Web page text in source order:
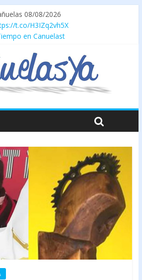
08/08/2026
t.co/H3IZq2vh5X
en Canuelast